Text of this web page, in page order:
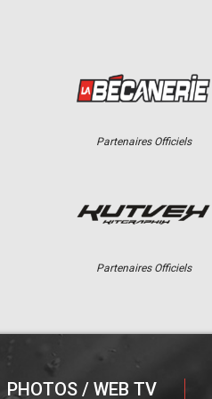
Partenaires Officiels
Partenaires Officiels
PHOTOS / WEB TV